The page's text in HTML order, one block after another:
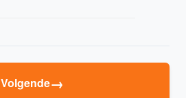
Volgende→